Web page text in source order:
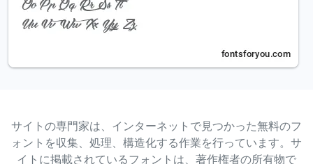
サイトの専門家は、インターネットで見つかった無料のフ
ォントを収集、処理、構造化する作業を行っています。サ
イトに掲載されているフォントは、著作権者の所有物で